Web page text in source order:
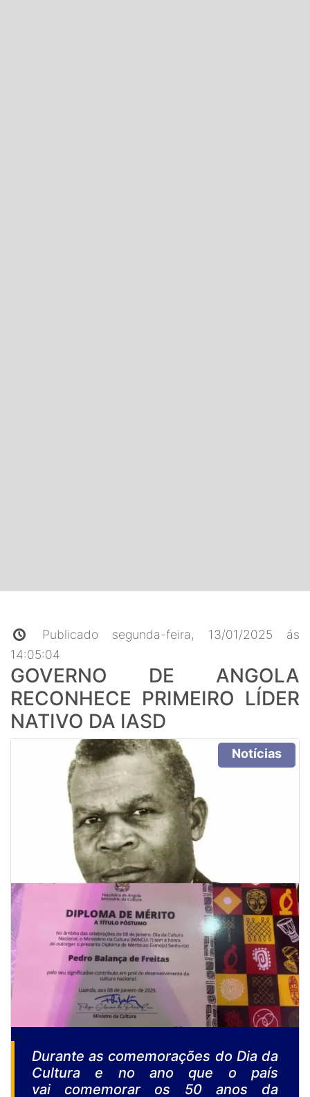
Publicado segunda-feira, 13/01/2025 ás
14:05:04
GOVERNO DE ANGOLA
RECONHECE PRIMEIRO LÍDER
NATIVO DA IASD
Notícias
Durante as comemorações do Dia da
Cultura e no ano que o país
vai comemorar os 50 anos da